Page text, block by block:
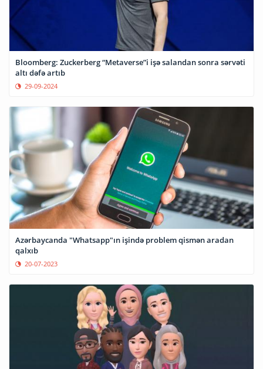
Bloomberg: Zuckerberg “Metaverse”i işə salandan sonra sərvəti
altı dəfə artıb
29-09-2024
Azərbaycanda "Whatsapp"ın işində problem qismən aradan
qalxıb
20-07-2023